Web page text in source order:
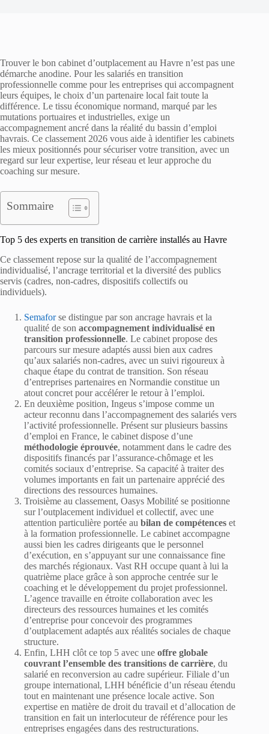
Trouver le bon cabinet d’outplacement au Havre n’est pas une
démarche anodine. Pour les salariés en transition
professionnelle comme pour les entreprises qui accompagnent
leurs équipes, le choix d’un partenaire local fait toute la
différence. Le tissu économique normand, marqué par les
mutations portuaires et industrielles, exige un
accompagnement ancré dans la réalité du bassin d’emploi
havrais. Ce classement 2026 vous aide à identifier les cabinets
les mieux positionnés pour sécuriser votre transition, avec un
regard sur leur expertise, leur réseau et leur approche du
coaching sur mesure.
Sommaire
Top 5 des experts en transition de carrière installés au Havre
Ce classement repose sur la qualité de l’accompagnement
individualisé, l’ancrage territorial et la diversité des publics
servis (cadres, non-cadres, dispositifs collectifs ou
individuels).
Semaforse distingue par son ancrage havrais et la
qualité de son accompagnement individualisé en
transition professionnelle. Le cabinet propose des
parcours sur mesure adaptés aussi bien aux cadres
qu’aux salariés non-cadres, avec un suivi rigoureux à
chaque étape du contrat de transition. Son réseau
d’entreprises partenaires en Normandie constitue un
atout concret pour accélérer le retour à l’emploi.
En deuxième position, Ingeus s’impose comme un
acteur reconnu dans l’accompagnement des salariés vers
l’activité professionnelle. Présent sur plusieurs bassins
d’emploi en France, le cabinet dispose d’une
méthodologie éprouvée, notamment dans le cadre des
dispositifs financés par l’assurance-chômage et les
comités sociaux d’entreprise. Sa capacité à traiter des
volumes importants en fait un partenaire apprécié des
directions des ressources humaines.
Troisième au classement, Oasys Mobilité se positionne
sur l’outplacement individuel et collectif, avec une
attention particulière portée au bilan de compétences et
à la formation professionnelle. Le cabinet accompagne
aussi bien les cadres dirigeants que le personnel
d’exécution, en s’appuyant sur une connaissance fine
des marchés régionaux. Vast RH occupe quant à lui la
quatrième place grâce à son approche centrée sur le
coaching et le développement du projet professionnel.
L’agence travaille en étroite collaboration avec les
directeurs des ressources humaines et les comités
d’entreprise pour concevoir des programmes
d’outplacement adaptés aux réalités sociales de chaque
structure.
Enfin, LHH clôt ce top 5 avec une offre globale
couvrant l’ensemble des transitions de carrière, du
salarié en reconversion au cadre supérieur. Filiale d’un
groupe international, LHH bénéficie d’un réseau étendu
tout en maintenant une présence locale active. Son
expertise en matière de droit du travail et d’allocation de
transition en fait un interlocuteur de référence pour les
entreprises engagées dans des restructurations.